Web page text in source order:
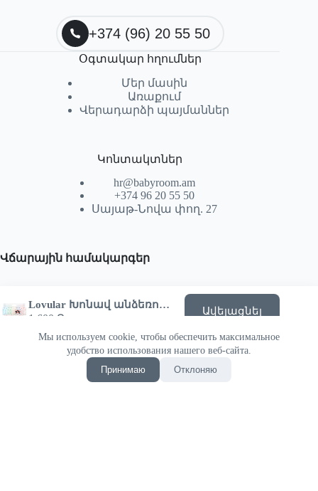
Мы используем cookie, чтобы обеспечить максимальное
удобство использования нашего веб-сайта.
Принимаю
Отклоняю
+374 (96) 20 55 50
Օգտակար հղումներ
Մեր մասին
Առաքում
Վերադարձի պայմաններ
Կոնտակտներ
hr@babyroom.am
+374 96 20 55 50
Սայաթ-Նովա փող. 27
Վճարային համակարգեր
© 2026 | Powered by SEKTIF
Lovular Խոնավ անձեռոցիկների հավաքածու HOT WIND
1,600 ֏
Ավելացնել